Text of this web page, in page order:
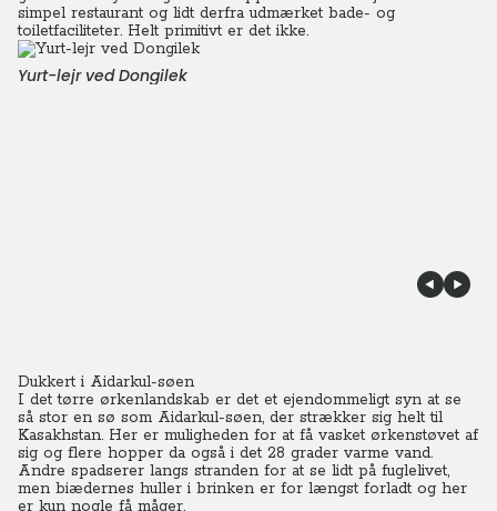
simpel restaurant og lidt derfra udmærket bade- og
toiletfaciliteter. Helt primitivt er det ikke.
Yurt-lejr ved Dongilek
Dukkert i Aidarkul-søen
I det tørre ørkenlandskab er det et ejendommeligt syn at se
så stor en sø som Aidarkul-søen, der strækker sig helt til
Kasakhstan. Her er muligheden for at få vasket ørkenstøvet af
sig og flere hopper da også i det 28 grader varme vand.
Andre spadserer langs stranden for at se lidt på fuglelivet,
men biædernes huller i brinken er for længst forladt og her
er kun nogle få måger.